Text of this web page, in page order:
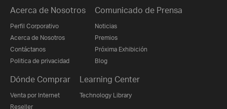
Acerca de Nosotros
Perfil Corporativo
Acerca de Nosotros
Contáctanos
Politica de privacidad
Comunicado de Prensa
Noticias
Premios
Próxima Exhibición
Blog
Dónde Comprar
Venta por Internet
Reseller
Learning Center
Technology Library